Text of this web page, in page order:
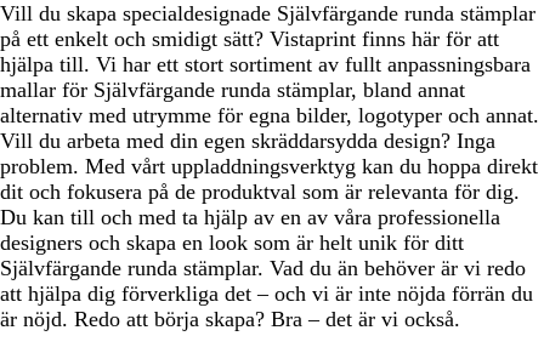
Vill du skapa specialdesignade Självfärgande runda stämplar
på ett enkelt och smidigt sätt? Vistaprint finns här för att
hjälpa till. Vi har ett stort sortiment av fullt anpassningsbara
mallar för Självfärgande runda stämplar, bland annat
alternativ med utrymme för egna bilder, logotyper och annat.
Vill du arbeta med din egen skräddarsydda design? Inga
problem. Med vårt uppladdningsverktyg kan du hoppa direkt
dit och fokusera på de produktval som är relevanta för dig.
Du kan till och med ta hjälp av en av våra professionella
designers och skapa en look som är helt unik för ditt
Självfärgande runda stämplar. Vad du än behöver är vi redo
att hjälpa dig förverkliga det – och vi är inte nöjda förrän du
är nöjd. Redo att börja skapa? Bra – det är vi också.